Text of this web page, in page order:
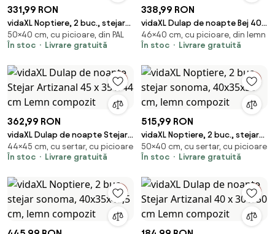
331,99 RON
vidaXL Noptiere, 2 buc., stejar
sonoma, 40x30x50 cm, lemn
compozit
50×40 cm, cu picioare, din PAL
În stoc
Livrare gratuită
338,99 RON
vidaXL Dulap de noapte Bej 40 x
33 x 46 cm Lemn masiv de
acacia
46×40 cm, cu picioare, din lemn
În stoc
Livrare gratuită
362,99 RON
vidaXL Dulap de noapte Stejar
Artizanal 45 x 35 x 44 cm Lemn
compozit
44×45 cm, cu sertar, cu picioare
În stoc
Livrare gratuită
515,99 RON
vidaXL Noptiere, 2 buc., stejar
sonoma, 40x35x50 cm, lemn
compozit
50×40 cm, cu sertar, cu picioare
În stoc
Livrare gratuită